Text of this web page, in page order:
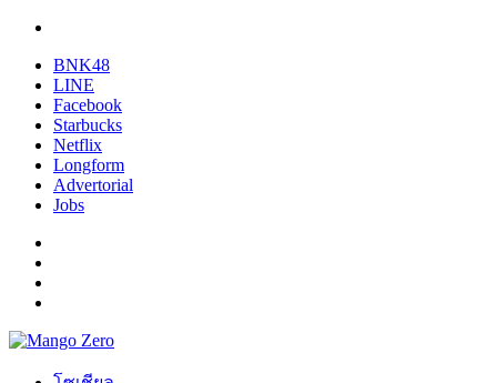
BNK48
LINE
Facebook
Starbucks
Netflix
Longform
Advertorial
Jobs